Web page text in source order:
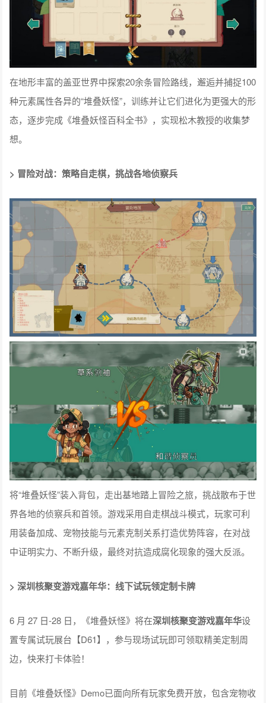
在地形丰富的盖亚世界中探索20余条冒险路线，邂逅并捕捉100
种元素属性各异的“堆叠妖怪”，训练并让它们进化为更强大的形
态，逐步完成《堆叠妖怪百科全书》，实现松木教授的收集梦
想。
> 冒险对战：策略自走棋，挑战各地侦察兵
将“堆叠妖怪”装入背包，走出基地踏上冒险之旅，挑战散布于世
界各地的侦察兵和首领。游戏采用自走棋战斗模式，玩家可利
用装备加成、宠物技能与元素克制关系打造优势阵容，在对战
中证明实力、不断升级，最终对抗造成腐化现象的强大反派。
> 深圳核聚变游戏嘉年华：线下试玩领定制卡牌
6 月 27 日-28 日，《堆叠妖怪》将在深圳核聚变游戏嘉年华设
置专属试玩展台【D61】，参与现场试玩即可领取精美定制周
边，快来打卡体验！
目前《堆叠妖怪》Demo已面向所有玩家免费开放，包含宠物收